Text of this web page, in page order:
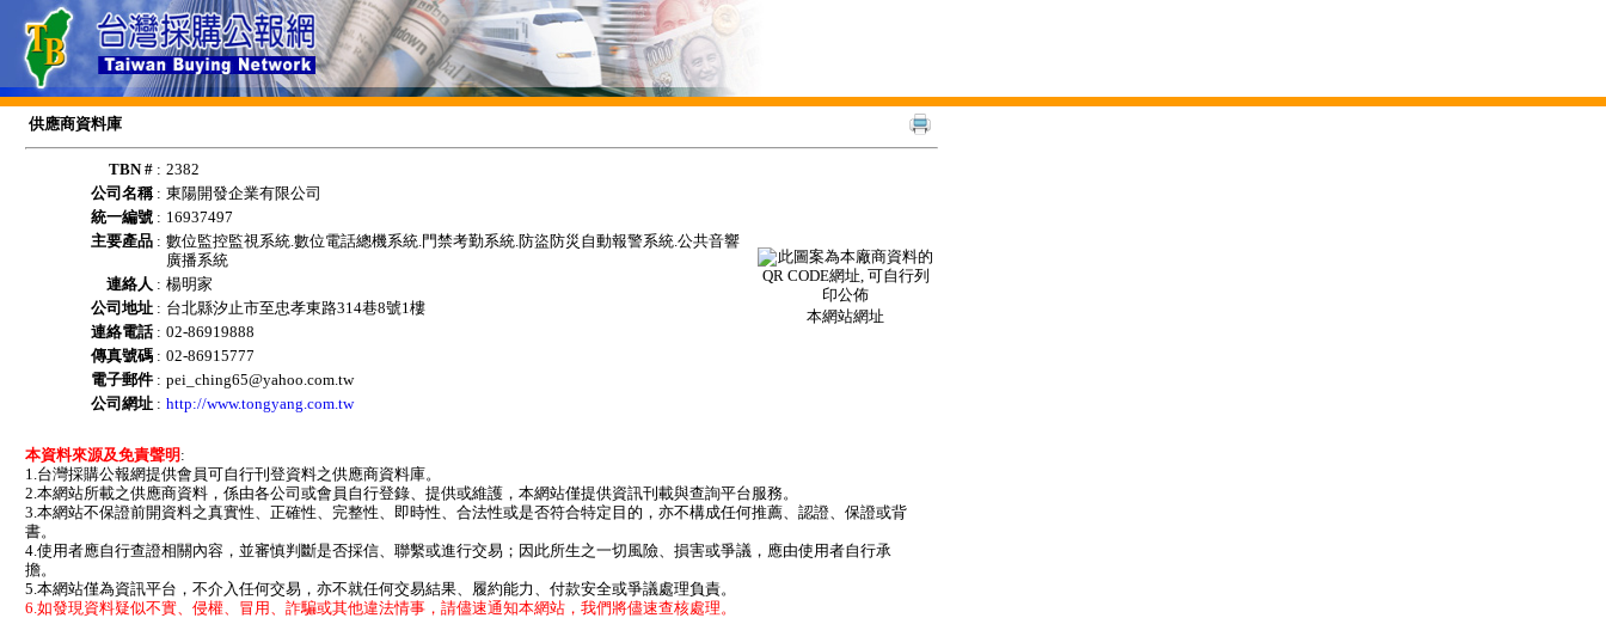
供應商資料庫
TBN # : 2382
本網站網址
公司名稱: 東陽開發企業有限公司
統一編號 : 16937497
主要產品 : 數位監控監視系統.數位電話總機系統.門禁考勤系統.防盜防災自動報警系統.公共音響
廣播系統
連絡人 : 楊明家
公司地址 : 台北縣汐止市至忠孝東路314巷8號1樓
連絡電話: 02-86919888
傳真號碼 : 02-86915777
電子郵件 : pei_ching65@yahoo.com.tw
公司網址 : http://www.tongyang.com.tw
本資料來源及免責聲明 :
1.台灣採購公報網提供會員可自行刊登資料之供應商資料庫。
2.本網站所載之供應商資料，係由各公司或會員自行登錄、提供或維護，本網站僅提供資訊刊載與查詢平台服務。
3.本網站不保證前開資料之真實性、正確性、完整性、即時性、合法性或是否符合特定目的，亦不構成任何推薦、認證、保證或背
書。
4.使用者應自行查證相關內容，並審慎判斷是否採信、聯繫或進行交易；因此所生之一切風險、損害或爭議，應由使用者自行承
擔。
5.本網站僅為資訊平台，不介入任何交易，亦不就任何交易結果、履約能力、付款安全或爭議處理負責。
6.如發現資料疑似不實、侵權、冒用、詐騙或其他違法情事，請儘速通知本網站，我們將儘速查核處理。